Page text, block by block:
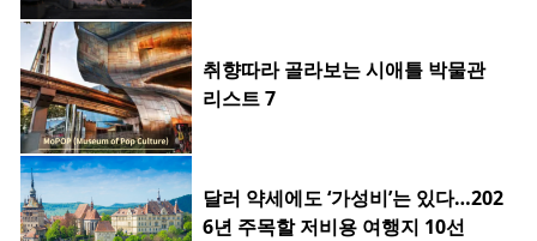
취향따라 골라보는 시애틀 박물관
리스트 7
달러 약세에도 ‘가성비’는 있다…202
6년 주목할 저비용 여행지 10선